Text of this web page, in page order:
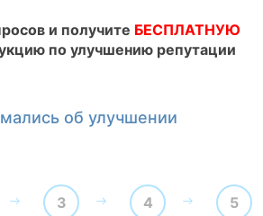
и получите БЕСПЛАТНУЮ
по улучшению репутации
об улучшении
3 4 5